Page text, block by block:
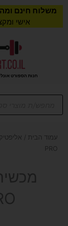
משלוח חינם ומהיר
אישי ומקצועי
חנות הספורט אונליין
Products
עמוד הבית /
PRO